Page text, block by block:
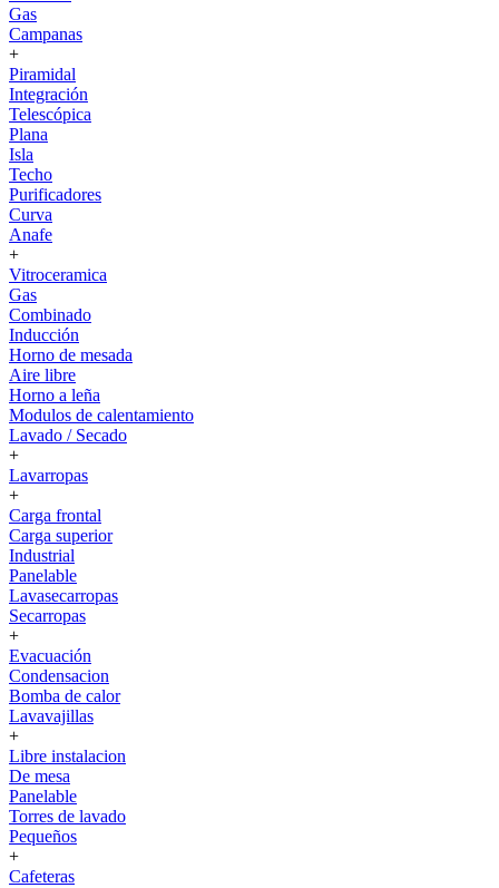
Gas
Campanas
+
Piramidal
Integración
Telescópica
Plana
Isla
Techo
Purificadores
Curva
Anafe
+
Vitroceramica
Gas
Combinado
Inducción
Horno de mesada
Aire libre
Horno a leña
Modulos de calentamiento
Lavado / Secado
+
Lavarropas
+
Carga frontal
Carga superior
Industrial
Panelable
Lavasecarropas
Secarropas
+
Evacuación
Condensacion
Bomba de calor
Lavavajillas
+
Libre instalacion
De mesa
Panelable
Torres de lavado
Pequeños
+
Cafeteras